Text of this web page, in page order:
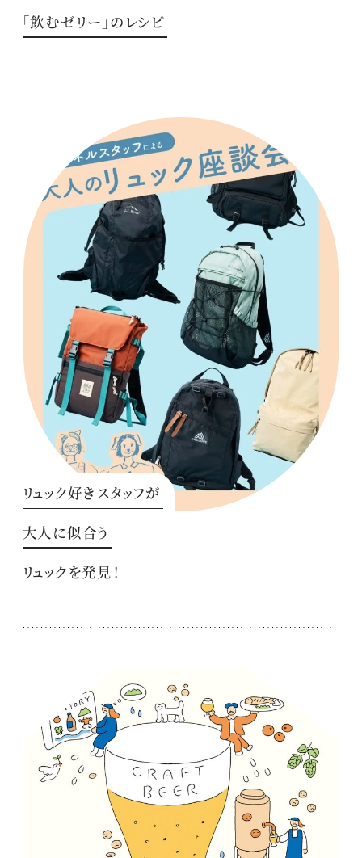
「飲むゼリー」のレシピ
リュック好きスタッフが
大人に似合う
リュックを発見！